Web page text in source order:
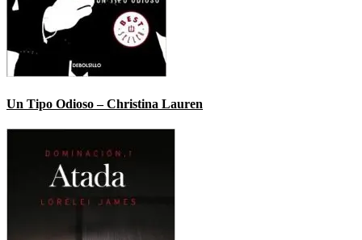
Un Tipo Odioso – Christina Lauren